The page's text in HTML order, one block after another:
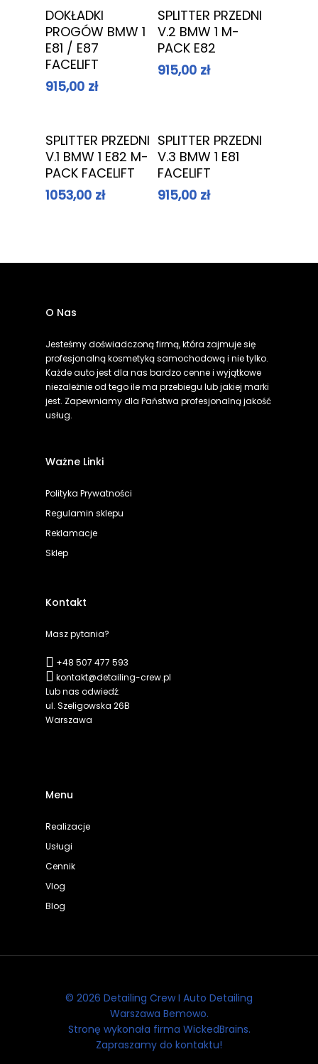
Dowiedz Się
Więcej
DOKŁADKI
PROGÓW BMW 1
E81 / E87
FACELIFT
915,00 zł
Dowiedz Się
Więcej
SPLITTER PRZEDNI
V.2 BMW 1 M-
PACK E82
915,00 zł
Dowiedz Się
Więcej
SPLITTER PRZEDNI
V.1 BMW 1 E82 M-
PACK FACELIFT
1053,00 zł
Dowiedz Się
Więcej
SPLITTER PRZEDNI
V.3 BMW 1 E81
FACELIFT
915,00 zł
O Nas
Jesteśmy doświadczoną firmą, która zajmuje się
profesjonalną kosmetyką samochodową i nie tylko.
Każde auto jest dla nas bardzo cenne i wyjątkowe
niezależnie od tego ile ma przebiegu lub jakiej marki
jest. Zapewniamy dla Państwa profesjonalną jakość
usług.
Ważne Linki
Polityka Prywatności
Regulamin sklepu
Reklamacje
Sklep
Kontakt
Masz pytania?
+48 507 477 593
kontakt@detailing-crew.pl
Lub nas odwiedź:
ul. Szeligowska 26B
Warszawa
Menu
Realizacje
Usługi
Cennik
Vlog
Blog
© 2026 Detailing Crew I Auto Detailing
Warszawa Bemowo.
Stronę wykonała firma WickedBrains.
Zapraszamy do kontaktu!